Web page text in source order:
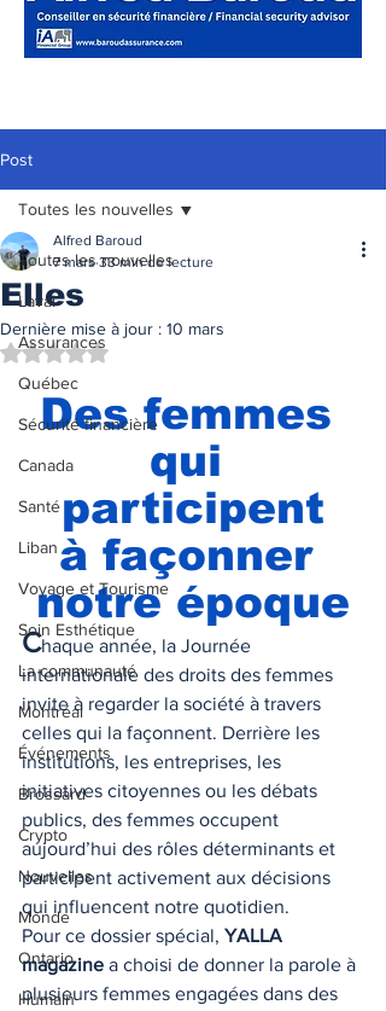
Post
Toutes les nouvelles
Laval
Assurances
Québec
Sécurité financière
Canada
Santé
Liban
Voyage et Tourisme
Soin Esthétique
La communauté
Montréal
Événements
Brossard
Crypto
Nouvelles
Monde
Ontario
Humain
Toutes les nouvelles
Elles
Alfred Baroud
7 mars 33 min de lecture
Dernière mise à jour : 10 mars
Noté NaN étoiles sur 5.
Des femmes
qui
participent
à façonner
notre époque
Chaque année, la Journée
internationale des droits des femmes
invite à regarder la société à travers
celles qui la façonnent. Derrière les
institutions, les entreprises, les
initiatives citoyennes ou les débats
publics, des femmes occupent
aujourd’hui des rôles déterminants et
participent activement aux décisions
qui influencent notre quotidien.
Pour ce dossier spécial, YALLA
magazine a choisi de donner la parole à
plusieurs femmes engagées dans des